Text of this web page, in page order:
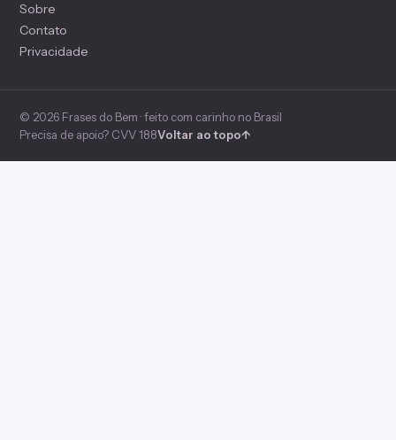
Sobre
Contato
Privacidade
© 2026 Frases do Bem · feito com carinho no Brasil
Precisa de apoio? CVV 188Voltar ao topo↑